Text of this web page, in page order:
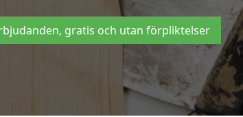
gratis och utan förpliktelser